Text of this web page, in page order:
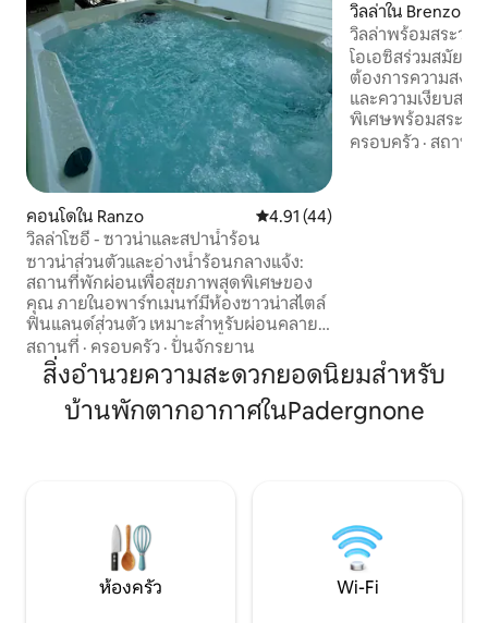
คอนโดใน Ranzo คะแนนเฉลี่ย 4.91 จาก 5, 44 รีวิว
4.91 (44)
วิลล่าโซอี้ - ซาวน่าและสปาน้ำร้อน
ซาวน่าส่วนตัวและอ่างน้ำร้อนกลางแจ้ง:
สถานที่พักผ่อนเพื่อสุขภาพสุดพิเศษของ
คุณ ภายในอพาร์ทเมนท์มีห้องซาวน่าสไตล์
ฟินแลนด์ส่วนตัว เหมาะสำหรับผ่อนคลาย
หลังจากเที่ยวชมธรรมชาติทั้งวัน ด้านนอก
มีอ่างน้ำร้อนกลางแจ้งที่มีเครื่องทำความ
ร้อนรอให้คุณได้ใช้สิทธิพิเศษนี้ เพื่อให้คุณได้
ผ่อนคลายอย่างแท้จริงในบรรยากาศที่เงียบ
ครัวที่ใช้งานได้ดีและพื้นที่ต้อนรับ ห้องนอน
ที่หรูหราและอบอุ่นเป็นหัวใจของสภาพ
แวดล้อมที่คำนึงถึงความเป็นอยู่ที่ดีของคุณ
สถานที่ · ครอบครัว · ปั่นจักรยาน
วิลล่าใน Brenzone
วิลล่าพร้อมสระว่า
ทะเลสาบการ์ดา
โอเอซิสร่วมสมัยที่
ต้องการความสง่า
และความเงียบสง
พิเศษพร้อมสระว่
ขนาดใหญ่ ซาวน่า
ครอบครัว · สถานที่
สิ่งอำนวยความสะดวกยอดนิยมสำหรับ
บ้านพักตากอากาศในPadergnone
ห้องครัว Wi-Fi